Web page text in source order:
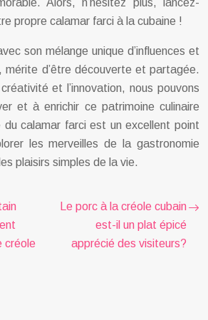
propre calamar farci à la cubaine !
son mélange unique d’influences et
mérite d’être découverte et partagée.
et l’innovation, nous pouvons
et à enrichir ce patrimoine culinaire
calamar farci est un excellent point
les merveilles de la gastronomie
plaisirs simples de la vie.
créole
Le porc à la créole cubain
est-il un plat épicé
apprécié des visiteurs?